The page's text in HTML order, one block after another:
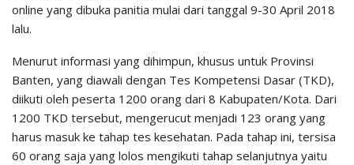
online yang dibuka panitia mulai dari tanggal 9-30 April 2018
lalu.
Menurut informasi yang dihimpun, khusus untuk Provinsi
Banten, yang diawali dengan Tes Kompetensi Dasar (TKD),
diikuti oleh peserta 1200 orang dari 8 Kabupaten/Kota. Dari
1200 TKD tersebut, mengerucut menjadi 123 orang yang
harus masuk ke tahap tes kesehatan. Pada tahap ini, tersisa
60 orang saja yang lolos mengikuti tahap selanjutnya yaitu